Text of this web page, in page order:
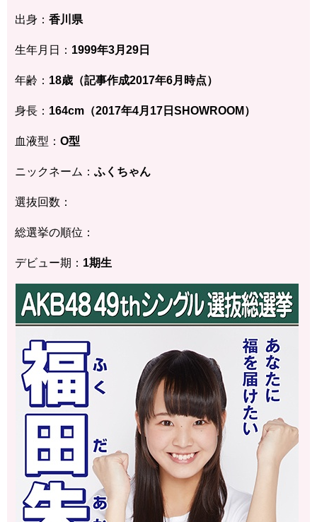
出身： 香川県
生年月日： 1999年3月29日
年齢： 18歳（記事作成2017年6月時点）
身長： 164cm（2017年4月17日SHOWROOM）
血液型： O型
ニックネーム： ふくちゃん
選抜回数：
総選挙の順位：
デビュー期： 1期生